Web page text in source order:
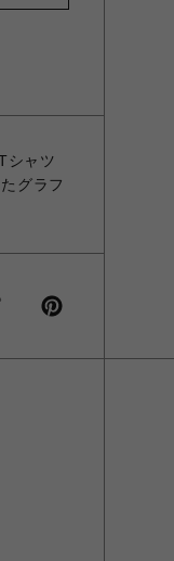
シャツ
グラフ